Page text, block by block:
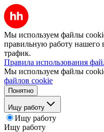
Мы используем файлы
правильную работу нашего
трафик.
Правила использования
Мы используем файлы
файлов cookie
Понятно
Ищу работу
Ищу работу
Ищу работу